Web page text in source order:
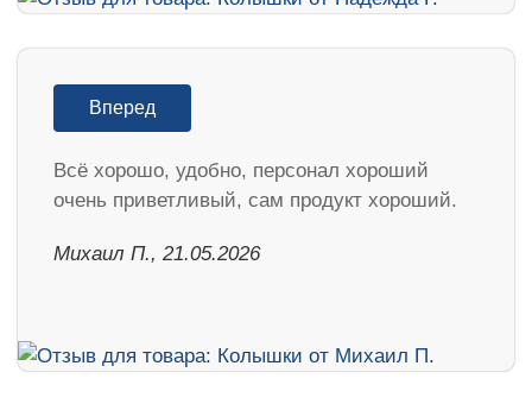
Вперед
Всё хорошо, удобно, персонал хороший
очень приветливый, сам продукт хороший.
Михаил П., 21.05.2026